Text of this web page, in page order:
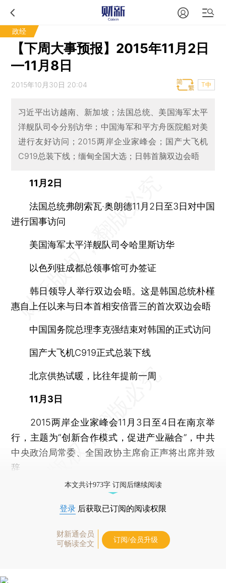
政经
【下周大事预报】2015年11月2日
—11月8日
2015年10月30日 20:04 T中
习近平出访越南、新加坡；法国总统、美国海军太平
洋舰队司令分别访华；中国海军和平方舟医院船对美
进行友好访问；2015两岸企业家峰会；国产大飞机
C919总装下线；缅甸全国大选；日韩首脑双边会晤
11月2日
法国总统弗朗索瓦·奥朗德11月2日至3日对中国
进行国事访问
美国海军太平洋舰队司令哈里斯访华
以色列驻成都总领事馆可办签证
韩日领导人举行双边会晤。这是韩国总统朴槿
惠自上任以来与日本首相安倍晋三的首次双边会晤
中国国务院总理李克强结束对韩国的正式访问
国产大飞机C919正式总装下线
北京供热试暖，比往年提前一周
11月3日
2015两岸企业家峰会11月3日至4日在南京举
行，主题为“创新合作模式，促进产业融合”，中共
中央政治局常委、全国政协主席俞正声将出席并致
辞
本文共计973字 订阅后继续阅读
登录 后获取已订阅的阅读权限
财新通会员
可畅读全文
订阅/会员升级